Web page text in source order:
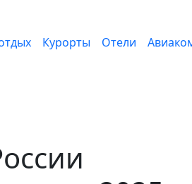
Курорты Отели